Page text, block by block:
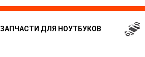
ЗАПЧАСТИ ДЛЯ НОУТБУКОВ